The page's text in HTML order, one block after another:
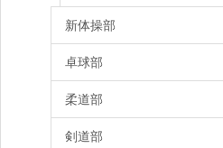
新体操部
卓球部
柔道部
剣道部